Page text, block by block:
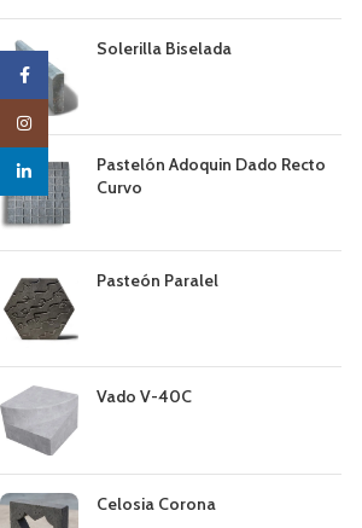
Solerilla Biselada
Pastelón Adoquin Dado Recto
Curvo
Pasteón Paralel
Vado V-40C
Celosia Corona
Facebook
Instagram
linkedin